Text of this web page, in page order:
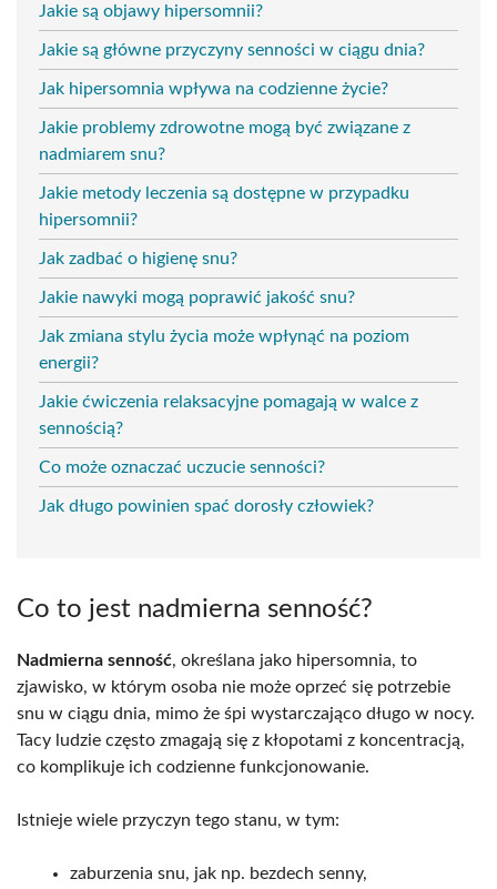
Jakie są objawy hipersomnii?
Jakie są główne przyczyny senności w ciągu dnia?
Jak hipersomnia wpływa na codzienne życie?
Jakie problemy zdrowotne mogą być związane z
nadmiarem snu?
Jakie metody leczenia są dostępne w przypadku
hipersomnii?
Jak zadbać o higienę snu?
Jakie nawyki mogą poprawić jakość snu?
Jak zmiana stylu życia może wpłynąć na poziom
energii?
Jakie ćwiczenia relaksacyjne pomagają w walce z
sennością?
Co może oznaczać uczucie senności?
Jak długo powinien spać dorosły człowiek?
Co to jest nadmierna senność?
Nadmierna senność, określana jako hipersomnia, to
zjawisko, w którym osoba nie może oprzeć się potrzebie
snu w ciągu dnia, mimo że śpi wystarczająco długo w nocy.
Tacy ludzie często zmagają się z kłopotami z koncentracją,
co komplikuje ich codzienne funkcjonowanie.
Istnieje wiele przyczyn tego stanu, w tym:
zaburzenia snu, jak np. bezdech senny,